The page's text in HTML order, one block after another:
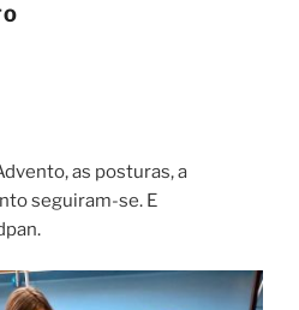
as posturas, a
seguiram-se. E